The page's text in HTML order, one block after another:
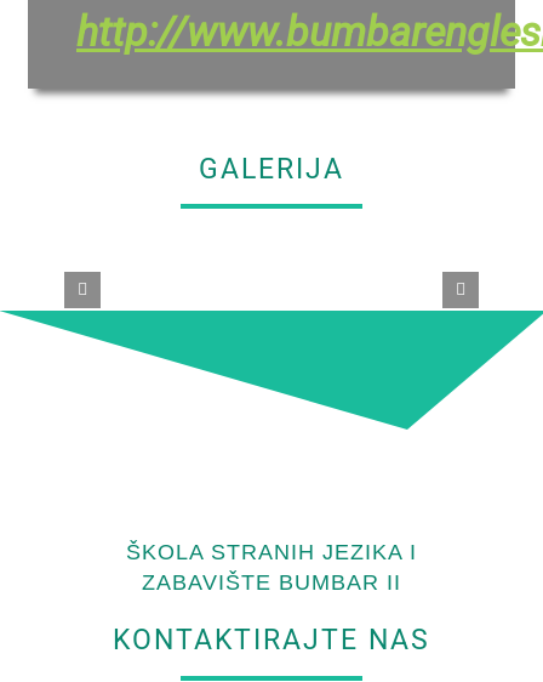
http://
GALERIJA
ŠKOLA STRANIH JEZIKA I
ZABAVIŠTE BUMBAR II
KONTAKTIRAJTE NAS